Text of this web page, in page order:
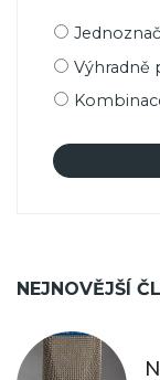
Možnosti
Výhradně
NEJNOVĚJŠÍ